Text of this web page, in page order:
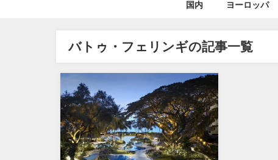
国内 ヨーロッパ
バトゥ・フェリンギの記事一覧